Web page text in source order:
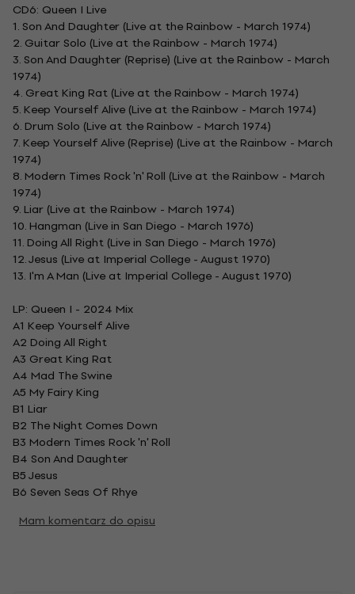
CD6: Queen I Live
1. Son And Daughter (Live at the Rainbow - March 1974)
2. Guitar Solo (Live at the Rainbow - March 1974)
3. Son And Daughter (Reprise) (Live at the Rainbow - March
1974)
4. Great King Rat (Live at the Rainbow - March 1974)
5. Keep Yourself Alive (Live at the Rainbow - March 1974)
6. Drum Solo (Live at the Rainbow - March 1974)
7. Keep Yourself Alive (Reprise) (Live at the Rainbow - March
1974)
8. Modern Times Rock 'n' Roll (Live at the Rainbow - March
1974)
9. Liar (Live at the Rainbow - March 1974)
10. Hangman (Live in San Diego - March 1976)
11. Doing All Right (Live in San Diego - March 1976)
12. Jesus (Live at Imperial College - August 1970)
13. I'm A Man (Live at Imperial College - August 1970)
LP: Queen I - 2024 Mix
A1 Keep Yourself Alive
A2 Doing All Right
A3 Great King Rat
A4 Mad The Swine
A5 My Fairy King
B1 Liar
B2 The Night Comes Down
B3 Modern Times Rock 'n' Roll
B4 Son And Daughter
B5 Jesus
B6 Seven Seas Of Rhye
Mam komentarz do opisu